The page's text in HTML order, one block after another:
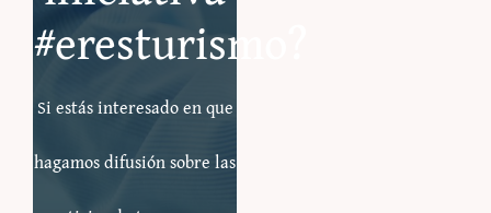
#eresturismo?
Si estás interesado en que
hagamos difusión sobre las